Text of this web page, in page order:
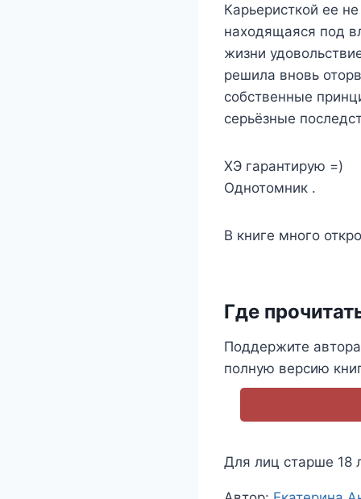
Карьеристкой ее
находящаяся под
жизни
решила вновь
собственные
серьёзные
ХЭ гарантирую =)
Однотомник .
В книге много
Где
Поддержите
полную версию
Для лиц старше 18